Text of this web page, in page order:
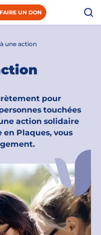
UN DON
une action
pour
touchées
action solidaire
en Plaques, vous